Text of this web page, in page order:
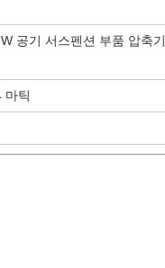
공기 서스펜션 부품 압축기
마틱